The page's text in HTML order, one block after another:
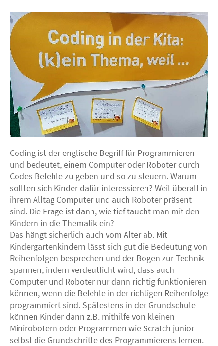
Coding ist der englische Begriff für Programmieren
und bedeutet, einem Computer oder Roboter durch
Codes Befehle zu geben und so zu steuern. Warum
sollten sich Kinder dafür interessieren? Weil überall in
ihrem Alltag Computer und auch Roboter präsent
sind. Die Frage ist dann, wie tief taucht man mit den
Kindern in die Thematik ein?
Das hängt sicherlich auch vom Alter ab. Mit
Kindergartenkindern lässt sich gut die Bedeutung von
Reihenfolgen besprechen und der Bogen zur Technik
spannen, indem verdeutlicht wird, dass auch
Computer und Roboter nur dann richtig funktionieren
können, wenn die Befehle in der richtigen Reihenfolge
programmiert sind. Spätestens in der Grundschule
können Kinder dann z.B. mithilfe von kleinen
Minirobotern oder Programmen wie Scratch junior
selbst die Grundschritte des Programmierens lernen.